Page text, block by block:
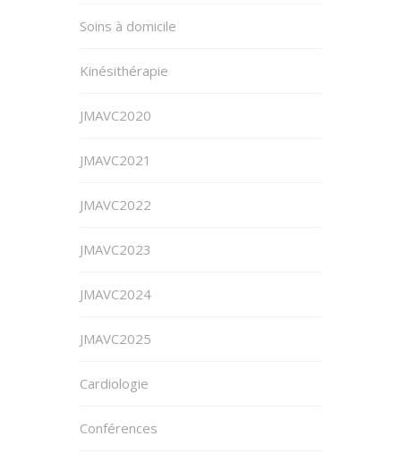
Soins à domicile
Kinésithérapie
JMAVC2020
JMAVC2021
JMAVC2022
JMAVC2023
JMAVC2024
JMAVC2025
Cardiologie
Conférences